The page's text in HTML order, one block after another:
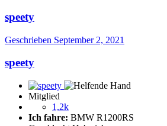
speety
Geschrieben September 2, 2021
speety
Mitglied
1,2k
Ich fahre: BMW R1200RS